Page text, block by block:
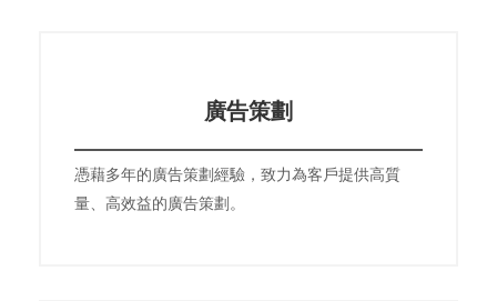
廣告策劃
憑藉多年的廣告策劃經驗，致力為客戶提供高質
量、高效益的廣告策劃。